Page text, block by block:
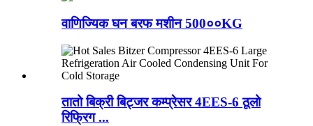
वाणिज्यिक घन बरफ मशीन 500००KG
तातो बिक्री बिट्जर कम्प्रेसर 4EES-6 ठूलो
रिफ्रिग ...